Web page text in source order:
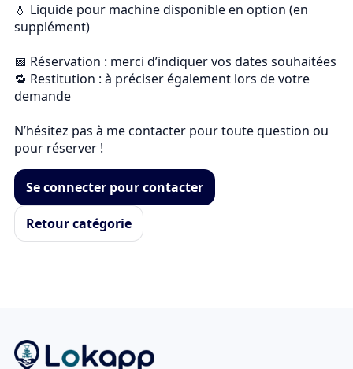
💧 Liquide pour machine disponible en option (en
supplément)
📅 Réservation : merci d’indiquer vos dates souhaitées
🔁 Restitution : à préciser également lors de votre
demande
N’hésitez pas à me contacter pour toute question ou
pour réserver !
Se connecter pour contacter
Retour catégorie